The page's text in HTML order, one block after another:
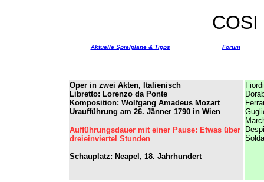
COSI
Aktuelle Spielpläne & Tipps Forum
Oper in zwei Akten, Italienisch
Libretto: Lorenzo da Ponte
Komposition: Wolfgang Amadeus Mozart
Uraufführung am 26. Jänner 1790 in Wien
Aufführungsdauer mit einer Pause: Etwas über
dreieinviertel Stunden
Schauplatz: Neapel, 18. Jahrhundert